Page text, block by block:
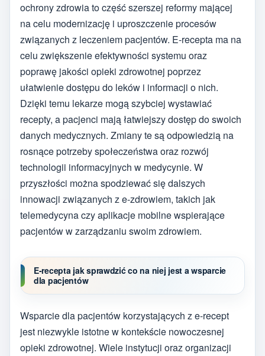
ochrony zdrowia to część szerszej reformy mającej
na celu modernizację i uproszczenie procesów
związanych z leczeniem pacjentów. E-recepta ma na
celu zwiększenie efektywności systemu oraz
poprawę jakości opieki zdrowotnej poprzez
ułatwienie dostępu do leków i informacji o nich.
Dzięki temu lekarze mogą szybciej wystawiać
recepty, a pacjenci mają łatwiejszy dostęp do swoich
danych medycznych. Zmiany te są odpowiedzią na
rosnące potrzeby społeczeństwa oraz rozwój
technologii informacyjnych w medycynie. W
przyszłości można spodziewać się dalszych
innowacji związanych z e-zdrowiem, takich jak
telemedycyna czy aplikacje mobilne wspierające
pacjentów w zarządzaniu swoim zdrowiem.
E-recepta jak sprawdzić co na niej jest a wsparcie
dla pacjentów
Wsparcie dla pacjentów korzystających z e-recept
jest niezwykle istotne w kontekście nowoczesnej
opieki zdrowotnej. Wiele instytucji oraz organizacji